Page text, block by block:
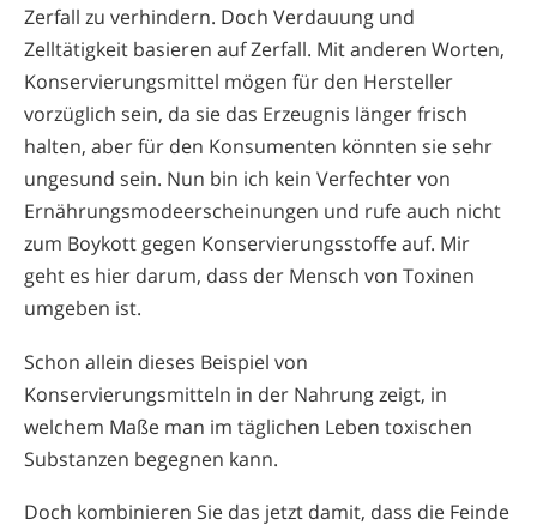
Zerfall zu verhindern. Doch Verdauung und
Zelltätigkeit basieren auf Zerfall. Mit anderen Worten,
Konservierungsmittel mögen für den Hersteller
vorzüglich sein, da sie das Erzeugnis länger frisch
halten, aber für den Konsumenten könnten sie sehr
ungesund sein. Nun bin ich kein Verfechter von
Ernährungsmodeerscheinungen und rufe auch nicht
zum Boykott gegen Konservierungsstoffe auf. Mir
geht es hier darum, dass der Mensch von Toxinen
umgeben ist.
Schon allein dieses Beispiel von
Konservierungsmitteln in der Nahrung zeigt, in
welchem Maße man im täglichen Leben toxischen
Substanzen begegnen kann.
Doch kombinieren Sie das jetzt damit, dass die Feinde